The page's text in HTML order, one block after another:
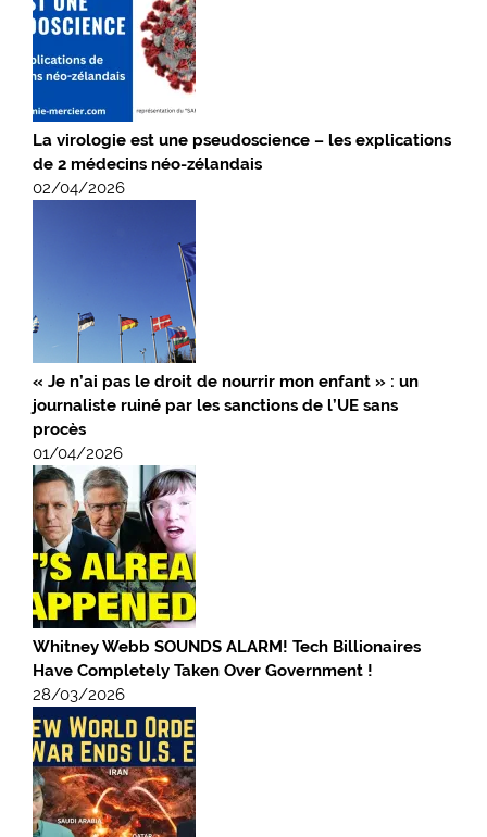
La virologie est une pseudoscience – les explications
de 2 médecins néo-zélandais
02/04/2026
« Je n’ai pas le droit de nourrir mon enfant » : un
journaliste ruiné par les sanctions de l’UE sans
procès
01/04/2026
Whitney Webb SOUNDS ALARM! Tech Billionaires
Have Completely Taken Over Government !
28/03/2026